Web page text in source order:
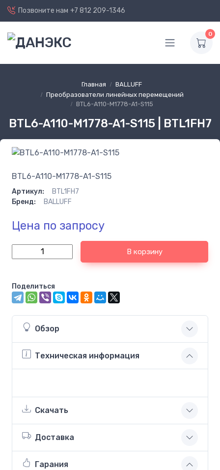
Позвоните нам +7 812 209-1346
0
Главная
BALLUFF
Преобразователи линейных перемещений
BTL6-A110-M1778-A1-S115
BTL6-A110-M1778-A1-S115 | BTL1FH7
BTL6-A110-M1778-A1-S115
Артикул:
BTL1FH7
Бренд:
BALLUFF
Цена по запросу
В корзину
Поделиться
Обзор
Техническая информация
Скачать
Доставка
Гарания